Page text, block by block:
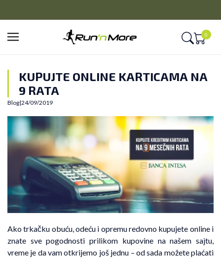
0
KUPUJTE ONLINE KARTICAMA NA
9 RATA
Blog|24/09/2019
Ako trkačku obuću, odeću i opremu redovno kupujete online i
znate sve pogodnosti prilikom kupovine na našem sajtu,
vreme je da vam otkrijemo još jednu – od sada možete plaćati